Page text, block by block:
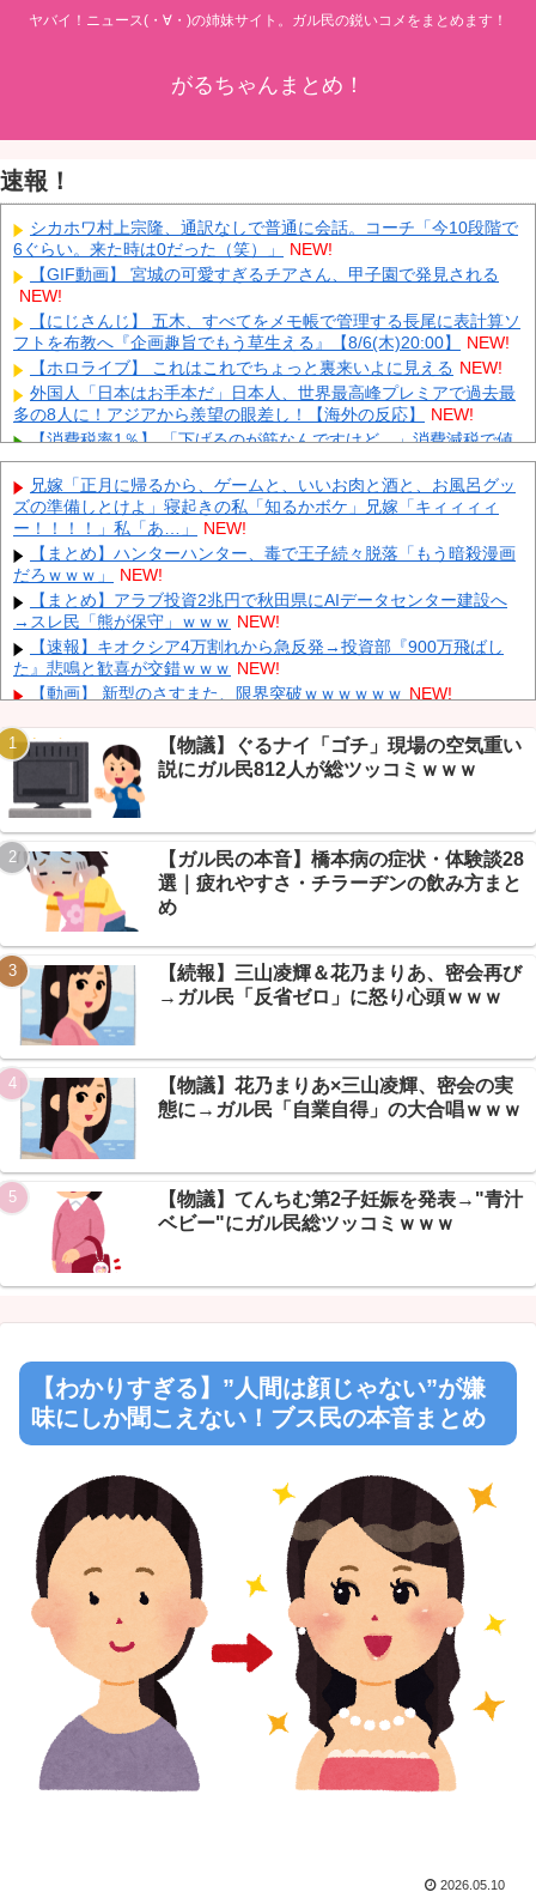
ヤバイ！ニュース(・∀・)の姉妹サイト。ガル民の鋭いコメをまとめます！
がるちゃんまとめ！
速報！
シカホワ村上宗隆、通訳なしで普通に会話。コーチ「今10段階で
6ぐらい。来た時は0だった（笑）」
NEW!
【GIF動画】 宮城の可愛すぎるチアさん、甲子園で発見される
NEW!
【にじさんじ】 五木、すべてをメモ帳で管理する長尾に表計算ソ
フトを布教へ『企画趣旨でもう草生える』【8/6(木)20:00】
NEW!
【ホロライブ】 これはこれでちょっと裏来いよに見える NEW!
外国人「日本はお手本だ」日本人、世界最高峰プレミアで過去最
多の8人に！アジアから羨望の眼差し！【海外の反応】
NEW!
【消費税率1％】 「下げるのが筋なんですけど…」消費減税で値
下がりする分と同じだけ商品を値上げして店頭価格を変えない店も
NEW!
中国「大洪水！」中国ダム「決壊」地元民「公式発表より死者多
い！」中国政府「住民拘束！（安否不明」中国当局「救助隊動画も
削除」台風13号「三峡ダム接近中」→ NEW!
「中国人ってこんなに嫌われているの？」日本生活9年目で明か
す本心！ NEW!
韓国人の対日好感度が過去最高に、「ノージャパン」は終わっ
た？＝ネット「中国より100倍いい」 NEW!
【朗報】 消費減税、閣議決定 来年4月から2年間1％に
Powered by livedoor 相互RSS
兄嫁「正月に帰るから、ゲームと、いいお肉と酒と、お風呂グッ
ズの準備しとけよ」寝起きの私「知るかボケ」兄嫁「キィィィィ
ー！！！！」私「あ…」
NEW!
【まとめ】ハンターハンター、毒で王子続々脱落「もう暗殺漫画
だろｗｗｗ」
NEW!
【まとめ】アラブ投資2兆円で秋田県にAIデータセンター建設へ
→スレ民「熊が保守」ｗｗｗ NEW!
【速報】キオクシア4万割れから急反発→投資部『900万飛ばし
た』悲鳴と歓喜が交錯ｗｗｗ NEW!
【動画】 新型のさすまた、限界突破ｗｗｗｗｗｗ NEW!
ｗｗｗ NEW!
【画像】 ワイ「アルファードいいなあ。買いに行くか」店員「ほ
いっ見積もりな！」ワイ「金額おかしくね？」←お前らもそう思う
よな？？？？？ NEW!
【画像】 「キム兄」こと芸人・木村祐一さん（63歳）、最新の松
本人志さんとのツーショットが完全に別人だとネット騒然！ 「マジ
で誰かわからん」... NEW!
【悲報】株式投資、若い男の自尊心をゴリゴリ削る→ニュー速
+民「NISAはギャンブル」で大論争ｗｗｗ
【熊本地震まとめ】イオンモール爆発の原因はLPGガス漏れ濃厚
→経産省が全国施設に緊急点検要請 NEW!
Powered by livedoor 相互RSS
【物議】ぐるナイ「ゴチ」現場の空気重い
説にガル民812人が総ツッコミｗｗｗ
【ガル民の本音】橋本病の症状・体験談28
選｜疲れやすさ・チラーヂンの飲み方まと
め
【続報】三山凌輝＆花乃まりあ、密会再び
→ガル民「反省ゼロ」に怒り心頭ｗｗｗ
【物議】花乃まりあ×三山凌輝、密会の実
態に→ガル民「自業自得」の大合唱ｗｗｗ
【物議】てんちむ第2子妊娠を発表→"青汁
ベビー"にガル民総ツッコミｗｗｗ
【わかりすぎる】”人間は顔じゃない”が嫌
味にしか聞こえない！ブス民の本音まとめ
2026.05.10